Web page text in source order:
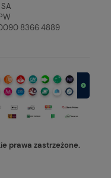
8366 4889
prawa zastrzeżone.